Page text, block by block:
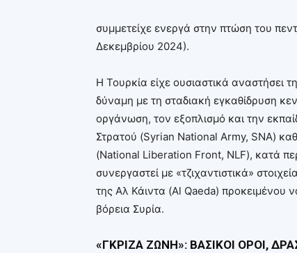
συμμετείχε ενεργά στην πτώση του
Δεκεμβρίου 2024).
Η Τουρκία είχε ουσιαστικά αναστήσει
δύναμη με τη σταδιακή εγκαθίδρυση
οργάνωση, τον εξοπλισμό και την
Στρατού (Syrian National Army, SNA)
(National Liberation Front, NLF), κατά
συνεργαστεί με «τζιχαντιστικά»
της Αλ Κάιντα (Al Qaeda) προκειμένου
βόρεια Συρία.
«ΓΚΡΙΖΑ ΖΩΝΗ»: ΒΑΣΙΚΟΙ ΟΡΟΙ,